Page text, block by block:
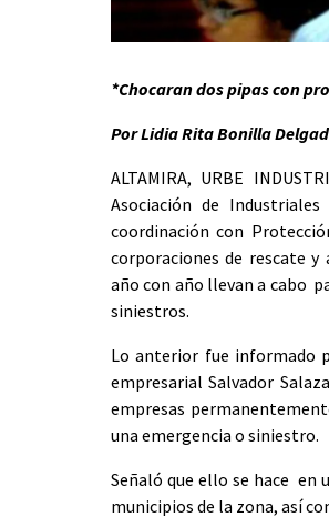
*Chocaran dos pipas con
Por Lidia Rita Bonilla
ALTAMIRA, URBE
Asociación de
coordinación con
corporaciones de rescate
año con año llevan a cabo
siniestros.
Lo anterior fue informado
empresarial Salvador
empresas
una emergencia o siniestro.
Señaló que ello se hace en
municipios de la zona, así